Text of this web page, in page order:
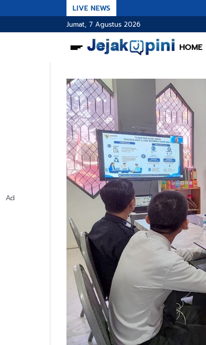
LIVE NEWS
Jumat, 7 Agustus 2026
HOME
Ad